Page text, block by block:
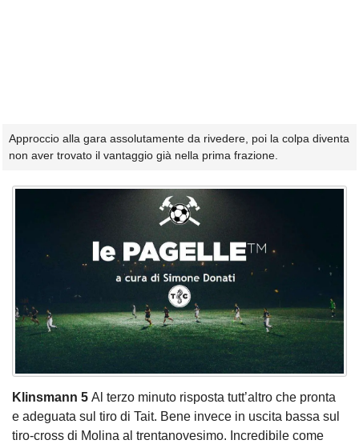
Approccio alla gara assolutamente da rivedere, poi la colpa diventa
non aver trovato il vantaggio già nella prima frazione.
Klinsmann 5 Al terzo minuto risposta tutt’altro che pronta
e adeguata sul tiro di Tait. Bene invece in uscita bassa sul
tiro-cross di Molina al trentanovesimo. Incredibile come